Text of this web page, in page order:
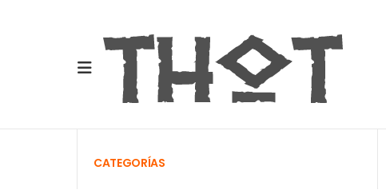
CATEGORÍAS